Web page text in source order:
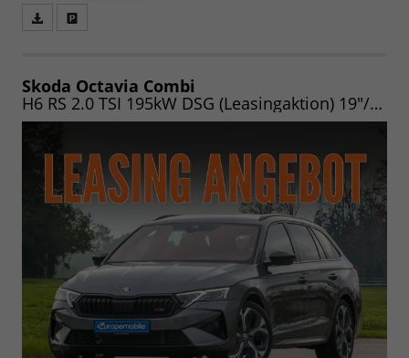
speichern/drucken
Skoda Octavia Combi
H6 RS 2.0 TSI 195kW DSG (Leasingaktion) 19"/NAV/MATRIX/PANO/AHK/EASY/HEADUP/CANTON/ASSIST/WINTER/360/UVM.